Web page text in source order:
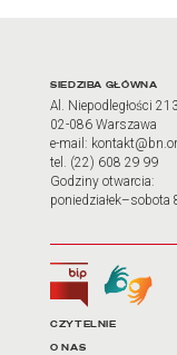
Adres
SIEDZIBA GŁÓWNA
Al. Niepodległości 213
02-086 Warszawa
e-mail:
tel. (22) 608 29 99
Godziny otwarcia:
Biuletyn Informacji
Tłumacz
Linki
CZYTELNIE
O NAS